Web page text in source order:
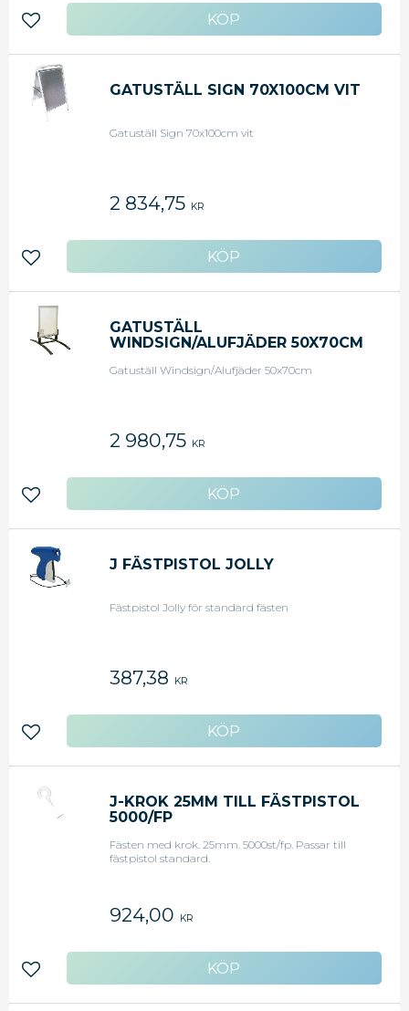
Lägg till i favoriter
GATUSTÄLL SIGN 70X100CM VIT
Gatuställ Sign 70x100cm vit
2 834,75 KR
Lägg till i favoriter
GATUSTÄLL
WINDSIGN/ALUFJÄDER 50X70CM
Gatuställ Windsign/Alufjäder 50x70cm
2 980,75 KR
Lägg till i favoriter
J FÄSTPISTOL JOLLY
Fästpistol Jolly för standard fästen
387,38 KR
Lägg till i favoriter
J-KROK 25MM TILL FÄSTPISTOL
5000/FP
Fästen med krok. 25mm. 5000st/fp. Passar till
fästpistol standard.
924,00 KR
Lägg till i favoriter